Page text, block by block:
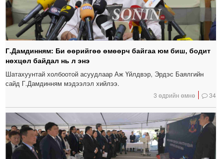
Г.Дамдинням: Би өөрийгөө өмөөрч байгаа юм биш, бодит
нөхцөл байдал нь л энэ
Шатахуунтай холбоотой асуудлаар Аж Үйлдвэр, Эрдэс Баялгийн
сайд Г.Дамдинням мэдээлэл хийлээ.
3 өдрийн өмнө 34